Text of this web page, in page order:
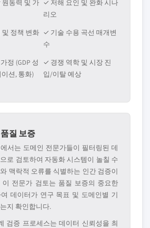
동력 및 가 ✓ 저해 요인 및 완화 시나
리오
정책 변화 ✓ 기술 수용 곡선 매개변
수
정 (GDP 성
션, 통화)
✓ 경쟁 역학 및 시장 진
입/이탈 예상
질 보증
서는 도메인 전문가들이 필터링된 데
로 검토하여 자동화 시스템이 놀칠 수
맥락적 오류를 식별하는 인간 검증이
이 전문가 검토는 품질 보증의 중요한
데이터가 연구 목표 및 도메인별 기
지 확인합니다.
검증 프로세스는 데이터 신뢰성을 최